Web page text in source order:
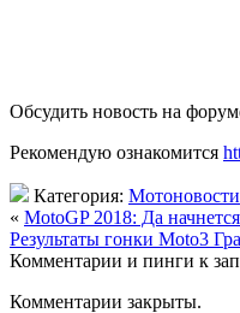
Обсудить новость на
Рекомендую ознакомится
Категория: Мотоновости
« MotoGP 2018: Да
Результаты гонки Moto3
Комментарии и пинги к
Комментарии закрыты.